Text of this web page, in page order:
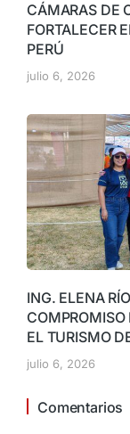
CÁMARAS DE
FORTALECER
PERÚ
julio 6, 2026
ING. ELENA
EL TURISMO
julio 6, 2026
Comentarios